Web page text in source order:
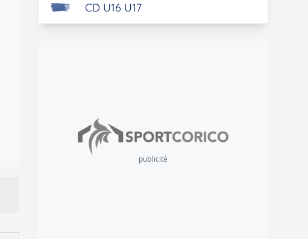
CD U16 U17
publicité